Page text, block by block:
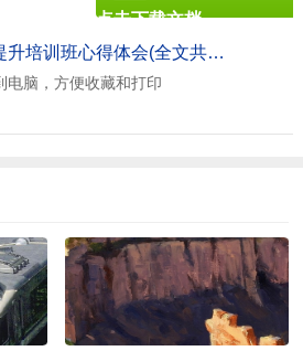
《领导班子履职能力提升培训班心得体会(全文共679字).doc》
电脑，方便收藏和打印
点击下载文档
文档为doc格式